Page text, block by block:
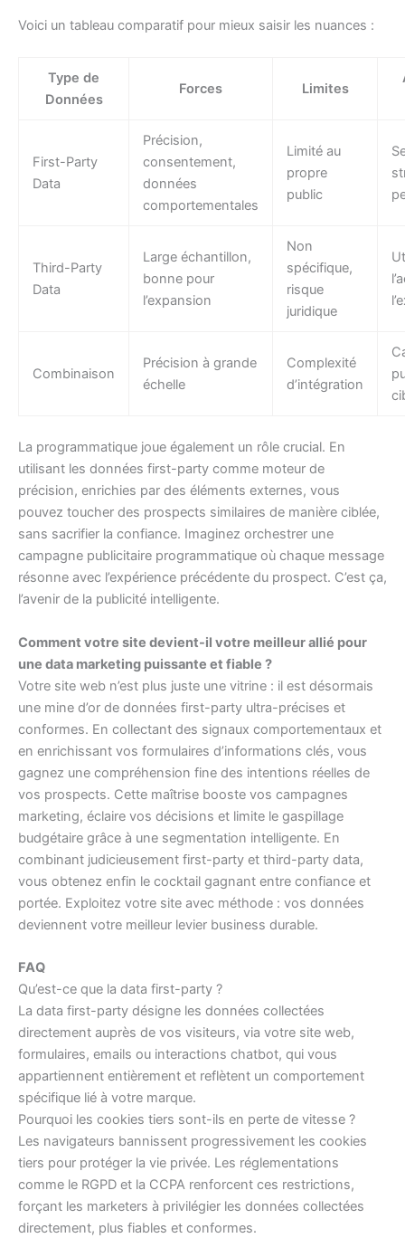
Voici un tableau comparatif pour mieux saisir les nuances :
Type de
Données
Forces Limites
First-Party
Data
Précision,
consentement,
données
comportementales
Limité au
propre
public
Third-Party
Data
Large échantillon,
bonne pour
l’expansion
Non
spécifique,
risque
juridique
Combinaison
Précision à grande
échelle
Complexité
d’intégration
La programmatique joue également un rôle crucial. En
utilisant les données first-party comme moteur de
précision, enrichies par des éléments externes, vous
pouvez toucher des prospects similaires de manière ciblée,
sans sacrifier la confiance. Imaginez orchestrer une
campagne publicitaire programmatique où chaque message
résonne avec l’expérience précédente du prospect. C’est ça,
l’avenir de la publicité intelligente.
Comment votre site devient-il votre meilleur allié pour
une data marketing puissante et fiable ?
Votre site web n’est plus juste une vitrine : il est désormais
une mine d’or de données first-party ultra-précises et
conformes. En collectant des signaux comportementaux et
en enrichissant vos formulaires d’informations clés, vous
gagnez une compréhension fine des intentions réelles de
vos prospects. Cette maîtrise booste vos campagnes
marketing, éclaire vos décisions et limite le gaspillage
budgétaire grâce à une segmentation intelligente. En
combinant judicieusement first-party et third-party data,
vous obtenez enfin le cocktail gagnant entre confiance et
portée. Exploitez votre site avec méthode : vos données
deviennent votre meilleur levier business durable.
FAQ
Qu’est-ce que la data first-party ?
La data first-party désigne les données collectées
directement auprès de vos visiteurs, via votre site web,
formulaires, emails ou interactions chatbot, qui vous
appartiennent entièrement et reflètent un comportement
spécifique lié à votre marque.
Pourquoi les cookies tiers sont-ils en perte de vitesse ?
Les navigateurs bannissent progressivement les cookies
tiers pour protéger la vie privée. Les réglementations
comme le RGPD et la CCPA renforcent ces restrictions,
forçant les marketers à privilégier les données collectées
directement, plus fiables et conformes.